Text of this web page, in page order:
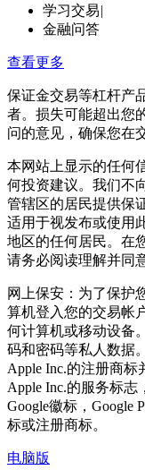
学习交易|
金融问答
查看更多
保证金交易等杠杆产
者。损失可能超出您
问的意见，确保您在
本网站上显示的任何
何投资建议。我们不
管辖区的居民提供保
适用于视发布或使用
地区的任何居民。在
请务必阅读理解并同
网上保安：为了保护
算机登入您的交易帐
何计算机或移动设备
码和密码等私人数据
Apple Inc.的注册商标
Apple Inc.的服务标志
Google徽标，Google
标或注册商标。
电脑版